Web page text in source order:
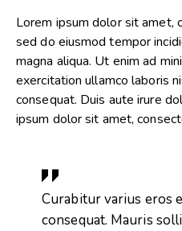
Lorem ipsum dolor sit amet,
sed do eiusmod tempor
magna aliqua. Ut enim ad
exercitation ullamco laboris
consequat. Duis aute irure
ipsum dolor sit amet,
Curabitur varius eros
consequat. Mauris